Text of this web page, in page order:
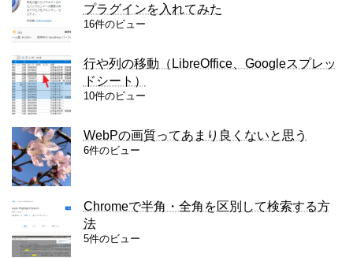
プラグインを入れてみた
16件のビュー
行や列の移動（LibreOffice、Googleスプレッ
ドシート）
10件のビュー
WebPの画質ってあまり良くないと思う
6件のビュー
Chromeで半角・全角を区別して検索する方
法
5件のビュー